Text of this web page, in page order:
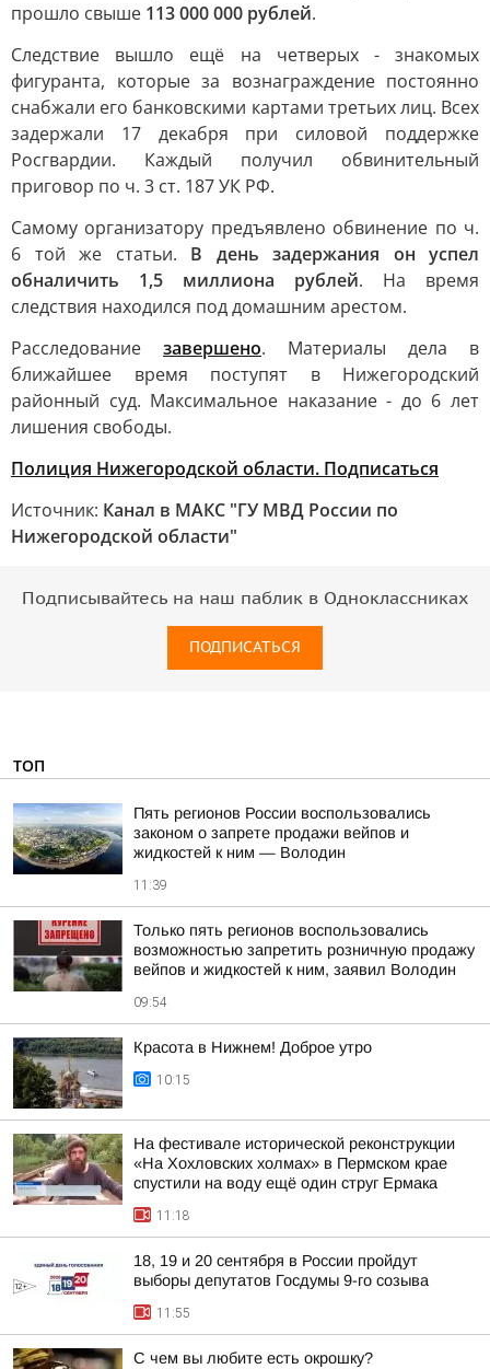
прошло свыше 113 000 000 рублей.
Следствие вышло ещё на четверых - знакомых
фигуранта, которые за вознаграждение постоянно
снабжали его банковскими картами третьих лиц. Всех
задержали 17 декабря при силовой поддержке
Росгвардии. Каждый получил обвинительный
приговор по ч. 3 ст. 187 УК РФ.
Самому организатору предъявлено обвинение по ч.
6 той же статьи. В день задержания он успел
обналичить 1,5 миллиона рублей. На время
следствия находился под домашним арестом.
Расследование завершено. Материалы дела в
ближайшее время поступят в Нижегородский
районный суд. Максимальное наказание - до 6 лет
лишения свободы.
Полиция Нижегородской области. Подписаться
Источник: Канал в МАКС "ГУ МВД России по
Нижегородской области"
Подписывайтесь на наш паблик в Одноклассниках
ПОДПИСАТЬСЯ
ТОП
Пять регионов России воспользовались
законом о запрете продажи вейпов и
жидкостей к ним — Володин
11:39
Только пять регионов воспользовались
возможностью запретить розничную продажу
вейпов и жидкостей к ним, заявил Володин
09:54
Красота в Нижнем! Доброе утро
10:15
На фестивале исторической реконструкции
«На Хохловских холмах» в Пермском крае
спустили на воду ещё один струг Ермака
11:18
18, 19 и 20 сентября в России пройдут
выборы депутатов Госдумы 9-го созыва
11:55
С чем вы любите есть окрошку?